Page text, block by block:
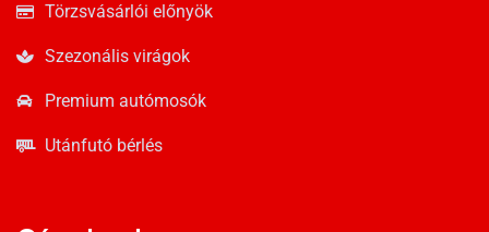
Törzsvásárlói előnyök
Szezonális virágok
Premium autómosók
Utánfutó bérlés